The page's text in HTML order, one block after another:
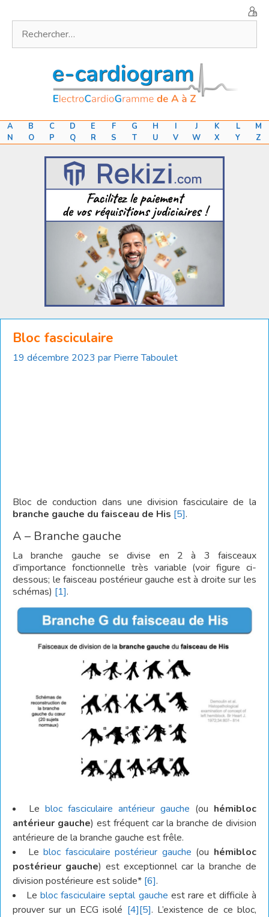
contenu
A B C D E F G H I J K L
M
N
O P Q R S T U V W X Y Z
Bloc fasciculaire
19 décembre 2023 par Pierre Taboulet
Bloc de conduction dans une division fasciculaire de la
branche gauche du faisceau de His [5].
A – Branche gauche
La branche gauche se divise en 2 à 3 faisceaux
d’importance fonctionnelle très variable (voir figure ci-
dessous; le faisceau postérieur gauche est à droite sur les
schémas) [1].
Le bloc fasciculaire antérieur gauche (ou hémibloc
antérieur gauche) est fréquent car la branche de division
antérieure de la branche gauche est frêle.
Lebloc fasciculaire postérieur gauche (ou hémibloc
postérieur gauche) est exceptionnel car la branche de
division postérieure est solide* [6].
Lebloc fasciculaire septal gauche est rare et difficile à
prouver sur un ECG isolé [4][5]. L’existence de ce bloc,